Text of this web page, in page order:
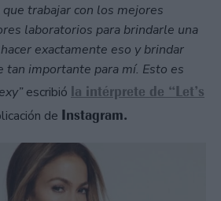
trabajar con los mejores
laboratorios para brindarle una
exactamente eso y brindar
tan importante para mí. Esto es
escribió la intérprete de “Let’s
de Instagram.